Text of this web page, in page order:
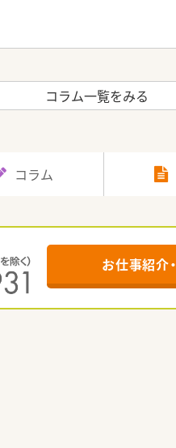
コラム一覧をみる
コラム
お仕事紹介